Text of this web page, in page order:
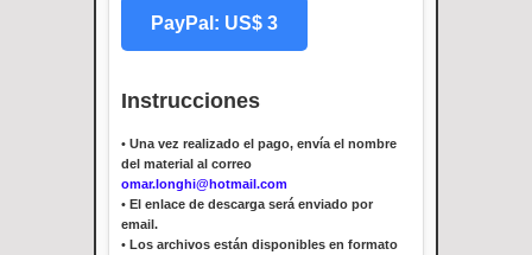
PayPal: US$ 3
Instrucciones
• Una vez realizado el pago, envía el nombre
del material al correo
omar.longhi@hotmail.com
• El enlace de descarga será enviado por
email.
• Los archivos están disponibles en formato